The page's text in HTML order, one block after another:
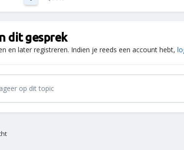
dit gesprek
en later registreren. Indien je reeds een account hebt,
op dit topic